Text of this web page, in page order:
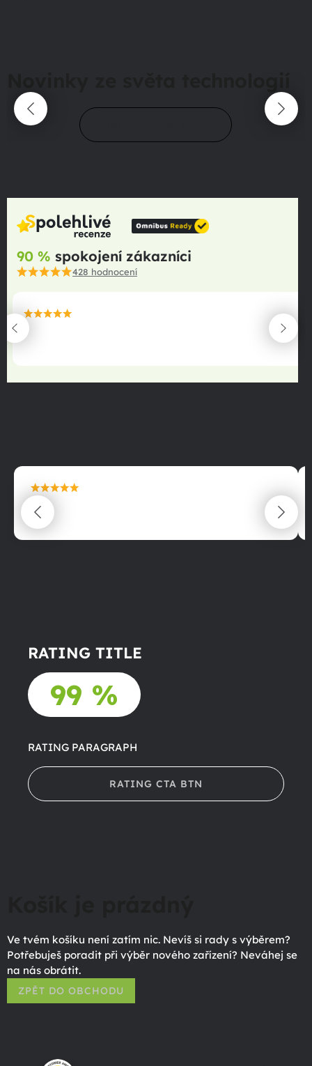
90 % spokojení zákazníci
428 hodnocení
maximální spokojenost
22.06.2025
maximální spokojenost
22.06.2025
RATING TITLE
99 %
RATING PARAGRAPH
RATING CTA BTN
Ve tvém košíku není zatím nic. Nevíš si rady s výběrem?
Potřebuješ poradit při výběr nového zařízení? Neváhej se
na nás obrátit.
ZPĚT DO OBCHODU